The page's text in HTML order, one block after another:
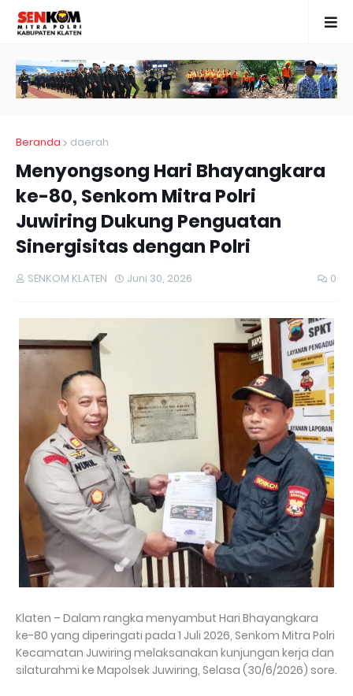
Beranda daerah
Menyongsong Hari Bhayangkara
ke-80, Senkom Mitra Polri
Juwiring Dukung Penguatan
Sinergisitas dengan Polri
SENKOM KLATEN Juni 30, 2026 0
Klaten – Dalam rangka menyambut Hari Bhayangkara
ke-80 yang diperingati pada 1 Juli 2026, Senkom Mitra Polri
Kecamatan Juwiring melaksanakan kunjungan kerja dan
silaturahmi ke Mapolsek Juwiring, Selasa (30/6/2026) sore.